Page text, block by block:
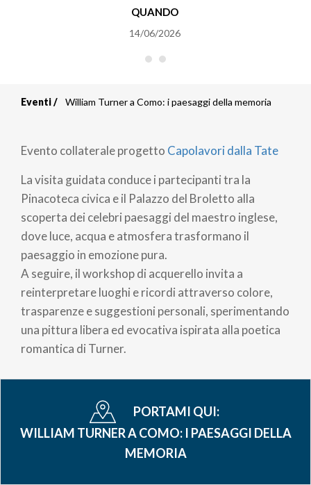
QUANDO
14/06/2026
di
pane
Eventi William Turner a Como: i paesaggi della memoria
Evento collaterale progetto Capolavori dalla Tate
La visita guidata conduce i partecipanti tra la
Pinacoteca civica e il Palazzo del Broletto alla
scoperta dei celebri paesaggi del maestro inglese,
dove luce, acqua e atmosfera trasformano il
paesaggio in emozione pura.
A seguire, il workshop di acquerello invita a
reinterpretare luoghi e ricordi attraverso colore,
trasparenze e suggestioni personali, sperimentando
una pittura libera ed evocativa ispirata alla poetica
romantica di Turner.
PORTAMI QUI:
WILLIAM TURNER A COMO: I PAESAGGI DELLA
MEMORIA